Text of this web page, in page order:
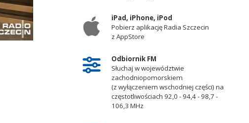
iPad, iPhone, iPod
Pobierz aplikację Radia Szczecin
z AppStore
Odbiornik FM
Słuchaj w województwie
zachodniopomorskiem
(z wyłączeniem wschodniej części) na
częstotliwościach 92,0 - 94,4 - 98,7 -
106,3 MHz